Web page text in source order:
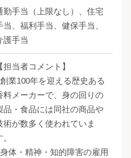
勤手当（上限なし）、住宅
当、福利手当、健保手当、
護手当
【担当者コメント】
業100年を迎える歴史ある
料メーカーで、身の回りの
品・食品には同社の商品や
術が数多く使われていま
。
体・精神・知的障害の雇用